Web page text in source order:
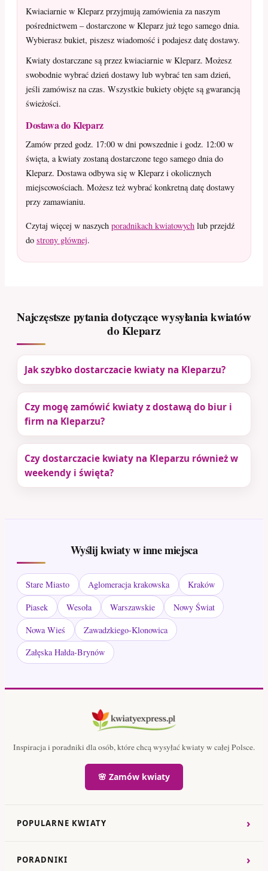
Kwiaciarnie w Kleparz przyjmują zamówienia za naszym
pośrednictwem – dostarczone w Kleparz już tego samego dnia.
Wybierasz bukiet, piszesz wiadomość i podajesz datę dostawy.
Kwiaty dostarczane są przez kwiaciarnie w Kleparz. Możesz
swobodnie wybrać dzień dostawy lub wybrać ten sam dzień,
jeśli zamówisz na czas. Wszystkie bukiety objęte są gwarancją
świeżości.
Dostawa do Kleparz
Zamów przed godz. 17:00 w dni powszednie i godz. 12:00 w
święta, a kwiaty zostaną dostarczone tego samego dnia do
Kleparz. Dostawa odbywa się w Kleparz i okolicznych
miejscowościach. Możesz też wybrać konkretną datę dostawy
przy zamawianiu.
Czytaj więcej w naszych poradnikach kwiatowych lub przejdź
do strony głównej.
Najczęstsze pytania dotyczące wysyłania kwiatów
do Kleparz
Jak szybko dostarczacie kwiaty na Kleparzu?
Czy mogę zamówić kwiaty z dostawą do biur i
firm na Kleparzu?
Czy dostarczacie kwiaty na Kleparzu również w
weekendy i święta?
Wyślij kwiaty w inne miejsca
Stare Miasto Aglomeracja krakowska
Kraków
Piasek
Wesoła Warszawskie
Nowy Świat
Nowa Wieś
Zawadzkiego-Klonowica
Załęska Hałda-Brynów
Inspiracja i poradniki dla osób, które chcą wysyłać kwiaty w całej Polsce.
🌸 Zamów kwiaty
POPULARNE KWIATY ›
PORADNIKI ›